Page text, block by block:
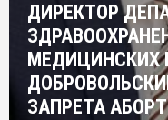
ДИРЕКТОР
МЕДИЦИНСКИХ
ЗАПРЕТА